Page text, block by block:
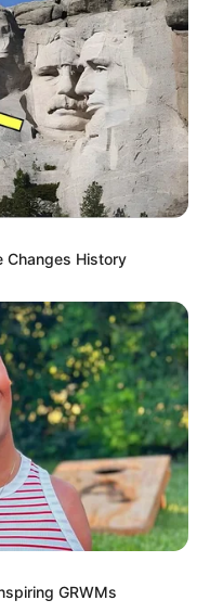
Changes History
GRWMs